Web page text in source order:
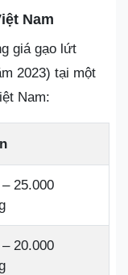
Nam
giá gạo lứt
2023) tại một
Nam:
25.000
20.000